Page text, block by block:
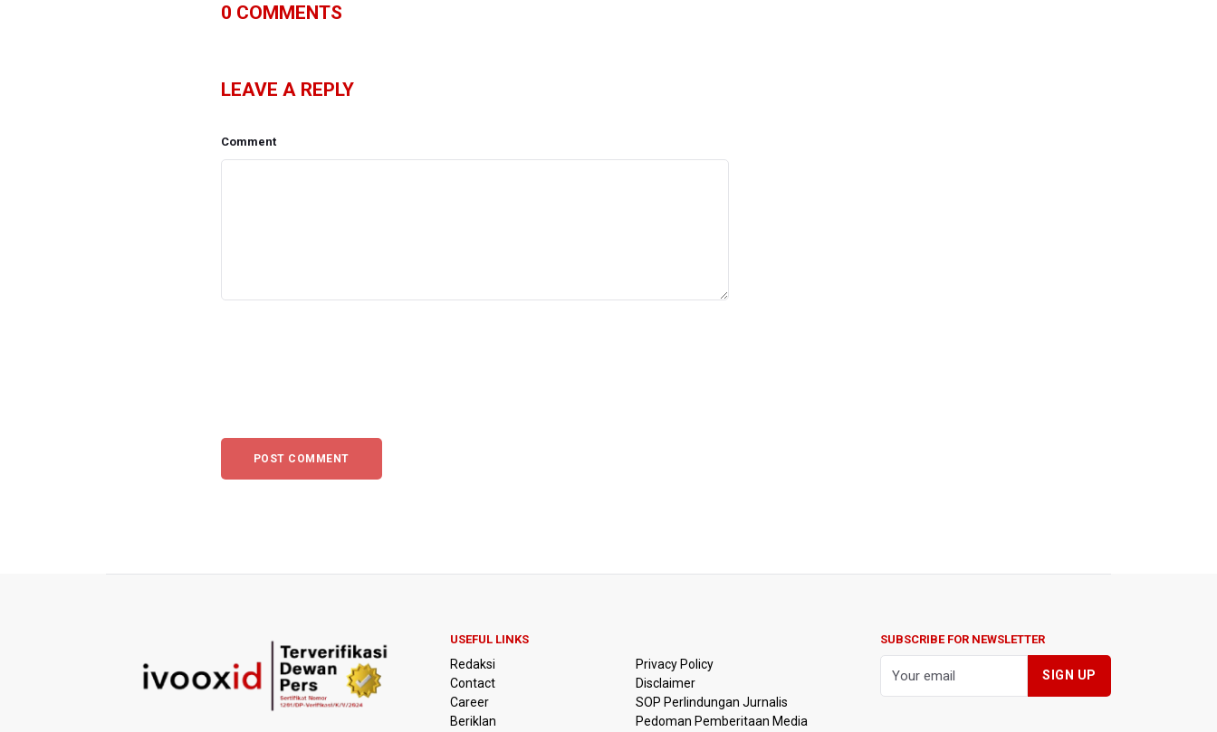
0 COMMENTS
LEAVE A REPLY
Comment
USEFUL LINKS
Redaksi
Contact
Career
Beriklan
Privacy Policy
Disclaimer
SOP Perlindungan Jurnalis
Pedoman Pemberitaan Media
SUBSCRIBE FOR NEWSLETTER